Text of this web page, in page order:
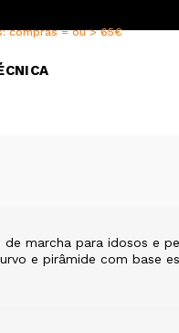
compras = ou > 65€
marcha para idosos e
e pirâmide com base